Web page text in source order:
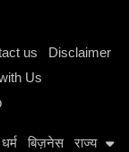
us
Disclaimer
Us
धर्म बिज़नेस
राज्य